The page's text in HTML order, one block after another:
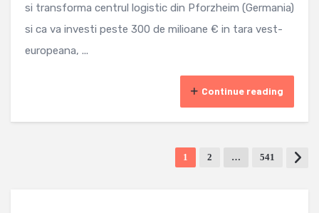
si transforma centrul logistic din Pforzheim (Germania)
si ca va investi peste 300 de milioane € in tara vest-
europeana, ...
Continue reading
1 2 … 541